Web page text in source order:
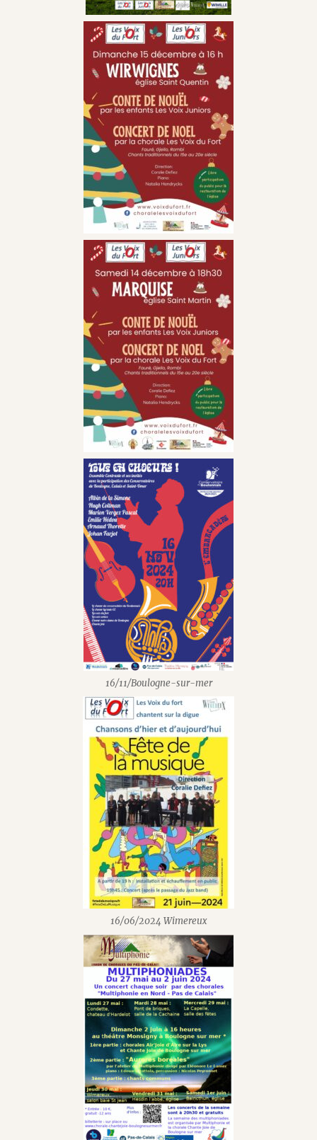
16/11/Boulogne-sur-mer
16/06/2024 Wimereux